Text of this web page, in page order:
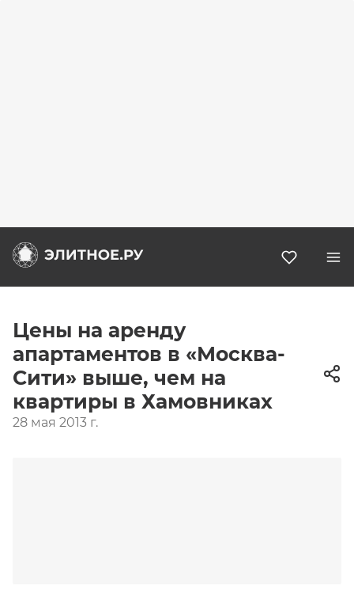
Цены на аренду
апартаментов в «Москва-
Сити» выше, чем на
квартиры в Хамовниках
28 мая 2013 г.